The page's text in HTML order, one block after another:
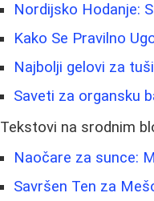
Nordijsko Hodanje:
Kako Se Pravilno
Najbolji gelovi za
Saveti za organsku
Tekstovi na srodnim
Naočare za sunce:
Savršen Ten za